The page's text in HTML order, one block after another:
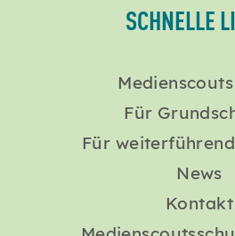
SCHNELLE
Für
Für
News
Kontakt